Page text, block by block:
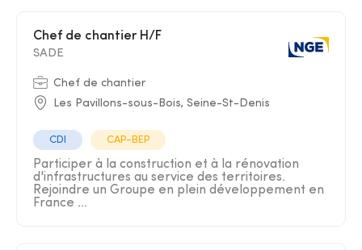
Chef de chantier H/F
SADE
Chef de chantier
Les Pavillons-sous-Bois, Seine-St-Denis
CDI CAP-BEP
Participer à la construction et à la rénovation
d'infrastructures au service des territoires.
Rejoindre un Groupe en plein développement en
France ...